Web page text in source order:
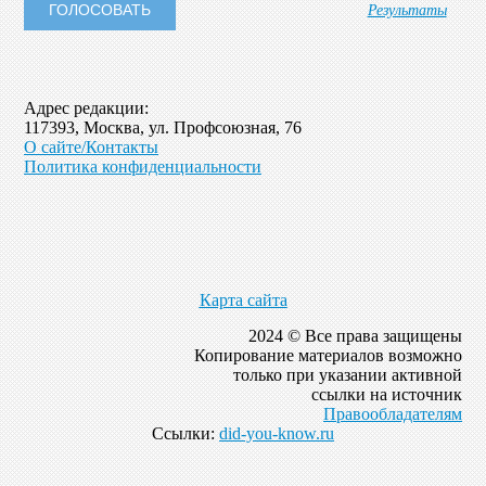
Результаты
Адрес редакции:
117393, Москва, ул. Профсоюзная, 76
О сайте/Контакты
Политика конфиденциальности
Карта сайта
2024 © Все права защищены
Копирование материалов возможно
только при указании активной
ссылки на источник
Правообладателям
Ссылки: did-you-know.ru